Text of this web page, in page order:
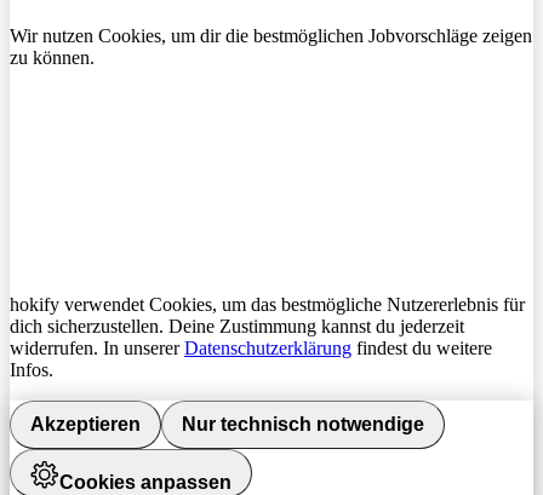
Wir nutzen Cookies, um dir die bestmöglichen Jobvorschläge zeigen
zu können.
hokify verwendet Cookies, um das bestmögliche Nutzererlebnis für
dich sicherzustellen. Deine Zustimmung kannst du jederzeit
widerrufen. In unsererDatenschutzerklärung findest du weitere
Infos.
Akzeptieren Nur technisch notwendige
Cookies anpassen